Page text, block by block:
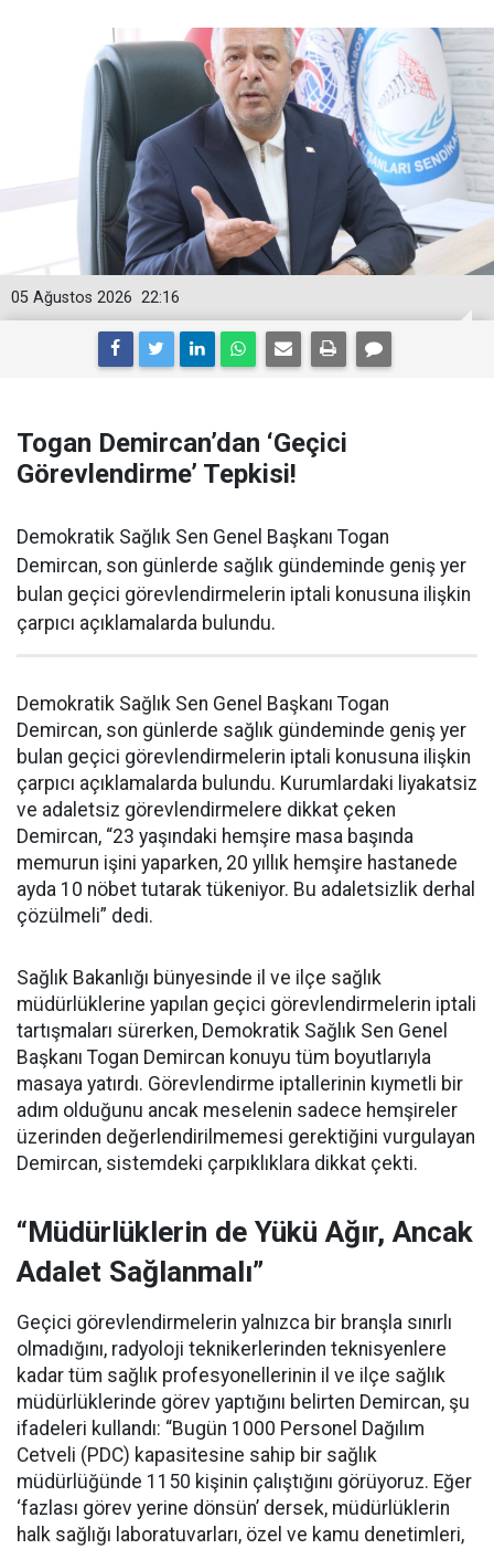
22:16
05 Ağustos 2026
Togan Demircan’dan ‘Geçici
Görevlendirme’ Tepkisi!
Demokratik Sağlık Sen Genel Başkanı Togan
Demircan, son günlerde sağlık gündeminde geniş yer
bulan geçici görevlendirmelerin iptali konusuna ilişkin
çarpıcı açıklamalarda bulundu.
Demokratik Sağlık Sen Genel Başkanı Togan
Demircan, son günlerde sağlık gündeminde geniş yer
bulan geçici görevlendirmelerin iptali konusuna ilişkin
çarpıcı açıklamalarda bulundu. Kurumlardaki liyakatsiz
ve adaletsiz görevlendirmelere dikkat çeken
Demircan, “23 yaşındaki hemşire masa başında
memurun işini yaparken, 20 yıllık hemşire hastanede
ayda 10 nöbet tutarak tükeniyor. Bu adaletsizlik derhal
çözülmeli” dedi.
Sağlık Bakanlığı bünyesinde il ve ilçe sağlık
müdürlüklerine yapılan geçici görevlendirmelerin iptali
tartışmaları sürerken, Demokratik Sağlık Sen Genel
Başkanı Togan Demircan konuyu tüm boyutlarıyla
masaya yatırdı. Görevlendirme iptallerinin kıymetli bir
adım olduğunu ancak meselenin sadece hemşireler
üzerinden değerlendirilmemesi gerektiğini vurgulayan
Demircan, sistemdeki çarpıklıklara dikkat çekti.
“Müdürlüklerin de Yükü Ağır, Ancak
Adalet Sağlanmalı”
Geçici görevlendirmelerin yalnızca bir branşla sınırlı
olmadığını, radyoloji teknikerlerinden teknisyenlere
kadar tüm sağlık profesyonellerinin il ve ilçe sağlık
müdürlüklerinde görev yaptığını belirten Demircan, şu
ifadeleri kullandı: “Bugün 1000 Personel Dağılım
Cetveli (PDC) kapasitesine sahip bir sağlık
müdürlüğünde 1150 kişinin çalıştığını görüyoruz. Eğer
‘fazlası görev yerine dönsün’ dersek, müdürlüklerin
halk sağlığı laboratuvarları, özel ve kamu denetimleri,